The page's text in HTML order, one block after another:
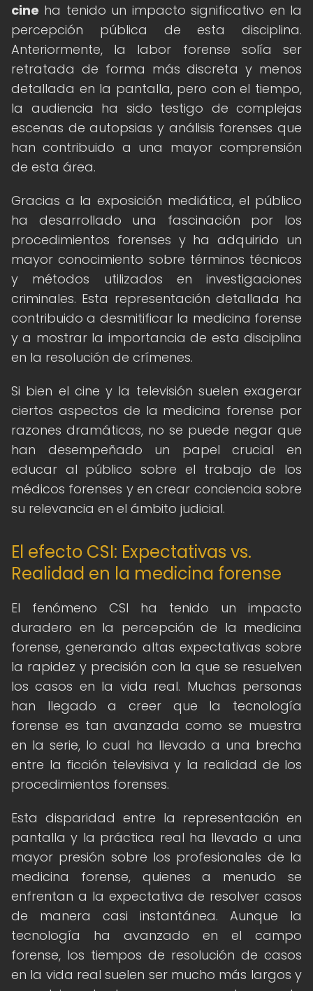
cine ha tenido un impacto significativo en la
percepción pública de esta disciplina.
Anteriormente, la labor forense solía ser
retratada de forma más discreta y menos
detallada en la pantalla, pero con el tiempo,
la audiencia ha sido testigo de complejas
escenas de autopsias y análisis forenses que
han contribuido a una mayor comprensión
de esta área.
Gracias a la exposición mediática, el público
ha desarrollado una fascinación por los
procedimientos forenses y ha adquirido un
mayor conocimiento sobre términos técnicos
y métodos utilizados en investigaciones
criminales. Esta representación detallada ha
contribuido a desmitificar la medicina forense
y a mostrar la importancia de esta disciplina
en la resolución de crímenes.
Si bien el cine y la televisión suelen exagerar
ciertos aspectos de la medicina forense por
razones dramáticas, no se puede negar que
han desempeñado un papel crucial en
educar al público sobre el trabajo de los
médicos forenses y en crear conciencia sobre
su relevancia en el ámbito judicial.
El efecto CSI: Expectativas vs.
Realidad en la medicina forense
El fenómeno CSI ha tenido un impacto
duradero en la percepción de la medicina
forense, generando altas expectativas sobre
la rapidez y precisión con la que se resuelven
los casos en la vida real. Muchas personas
han llegado a creer que la tecnología
forense es tan avanzada como se muestra
en la serie, lo cual ha llevado a una brecha
entre la ficción televisiva y la realidad de los
procedimientos forenses.
Esta disparidad entre la representación en
pantalla y la práctica real ha llevado a una
mayor presión sobre los profesionales de la
medicina forense, quienes a menudo se
enfrentan a la expectativa de resolver casos
de manera casi instantánea. Aunque la
tecnología ha avanzado en el campo
forense, los tiempos de resolución de casos
en la vida real suelen ser mucho más largos y